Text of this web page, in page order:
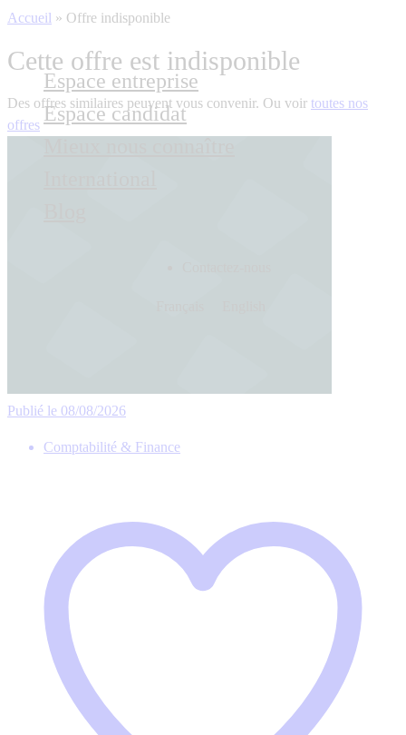
Espace entreprise
Espace candidat
Accueil » Offre indisponible
Cette offre est indisponible
Des offres similaires peuvent vous convenir. Ou voir toutes nos
offres
Publié le 08/08/2026
Comptabilité & Finance